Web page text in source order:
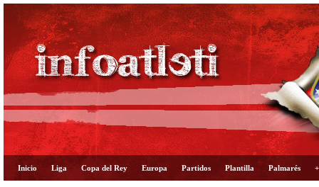
Inicio Liga Copa del Rey Europa Partidos Plantilla Palmarés